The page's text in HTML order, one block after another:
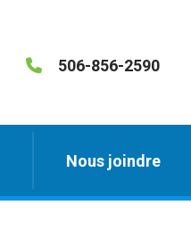
506-856-2590
Nous joindre